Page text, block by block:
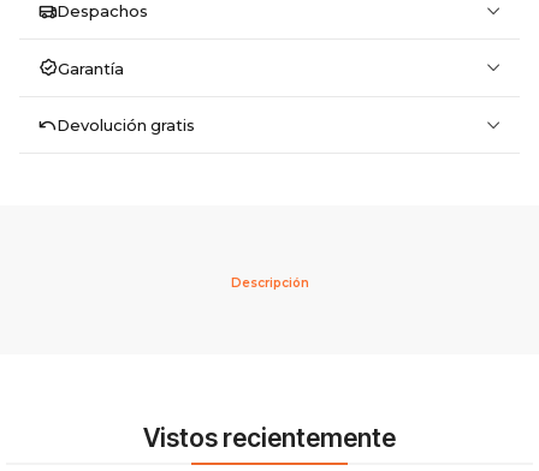
Despachos
Garantía
Devolución gratis
Descripción
Vistos recientemente